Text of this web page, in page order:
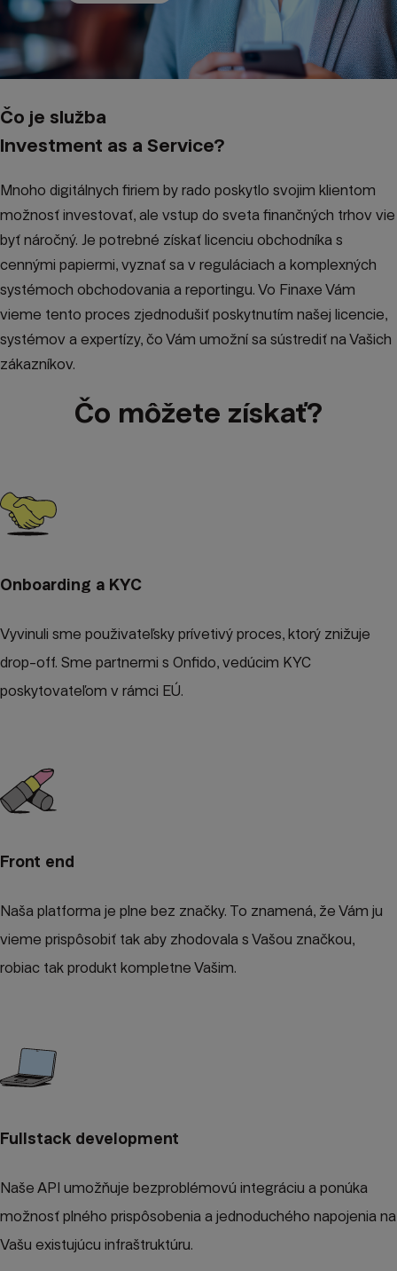
Čo je služba
Investment as a Service?
Mnoho digitálnych firiem by rado poskytlo svojim klientom
možnosť investovať, ale vstup do sveta finančných trhov vie
byť náročný. Je potrebné získať licenciu obchodníka s
cennými papiermi, vyznať sa v reguláciach a komplexných
systémoch obchodovania a reportingu. Vo Finaxe Vám
vieme tento proces zjednodušiť poskytnutím našej licencie,
systémov a expertízy, čo Vám umožní sa sústrediť na Vašich
zákazníkov.
Čo môžete získať?
Onboarding a KYC
Vyvinuli sme použivateľsky prívetivý proces, ktorý znižuje
drop-off. Sme partnermi s Onfido, vedúcim KYC
poskytovateľom v rámci EÚ.
Front end
Naša platforma je plne bez značky. To znamená, že Vám ju
vieme prispôsobiť tak aby zhodovala s Vašou značkou,
robiac tak produkt kompletne Vašim.
Fullstack development
Naše API umožňuje bezproblémovú integráciu a ponúka
možnosť plného prispôsobenia a jednoduchého napojenia na
Vašu existujúcu infraštruktúru.